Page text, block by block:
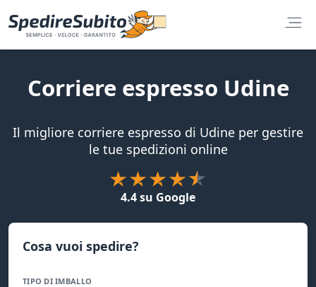
Corriere espresso Udine
Il migliore corriere espresso di Udine per gestire
le tue spedizioni online
4.4 su Google
Cosa vuoi spedire?
TIPO DI IMBALLO